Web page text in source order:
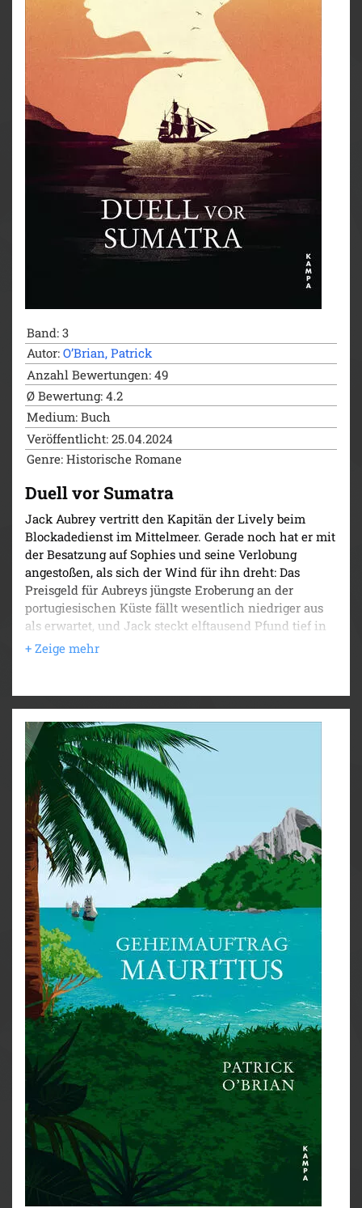
attackieren soll …
Band: 3
Autor: O’Brian, Patrick
Anzahl Bewertungen: 49
Ø Bewertung: 4.2
Medium: Buch
Veröffentlicht: 25.04.2024
Genre: Historische Romane
Duell vor Sumatra
Jack Aubrey vertritt den Kapitän der Lively beim
Blockadedienst im Mittelmeer. Gerade noch hat er mit
der Besatzung auf Sophies und seine Verlobung
angestoßen, als sich der Wind für ihn dreht: Das
Preisgeld für Aubreys jüngste Eroberung an der
portugiesischen Küste fällt wesentlich niedriger aus
als erwartet, und Jack steckt elftausend Pfund tief in
den Schulden. Zwar bekommt sein Schiffsarzt
Stephen Maturin ihn vorerst aus dem Gefängnis frei,
verschoben wird. Ein unerwarteter Auftrag gibt dem
Kapitän neuen Auftrieb: Mit der H. M. S. Surprise soll
Aubrey einen britischen Botschafter nach Ostasien
befördern. Stephen ist natürlich mit dabei;er hofft, in
Indien seine große Liebe Diana wiederzusehen. Ihre
Reise führt die beiden Freunde quer über den Atlantik
und rund um das Kap der Guten Hoffnung durch den
Indischen Ozean, an fremdartige Orte wie Brasilien
und die Gewürzinseln und bringt sie mit exotischen
Pflanzen, Tieren und Düften in Kontakt. Weit weg von
zu Hause erwarten sie Gefahren, die alle ihre
bisherigen Abenteuer in den Schatten stellen.